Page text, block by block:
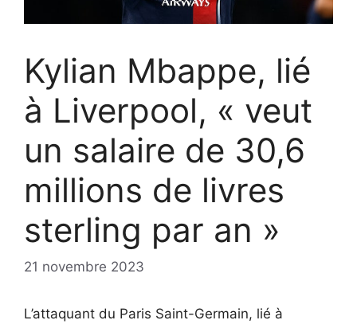
Kylian Mbappe, lié
à Liverpool, « veut
un salaire de 30,6
millions de livres
sterling par an »
21 novembre 2023
L’attaquant du Paris Saint-Germain, lié à